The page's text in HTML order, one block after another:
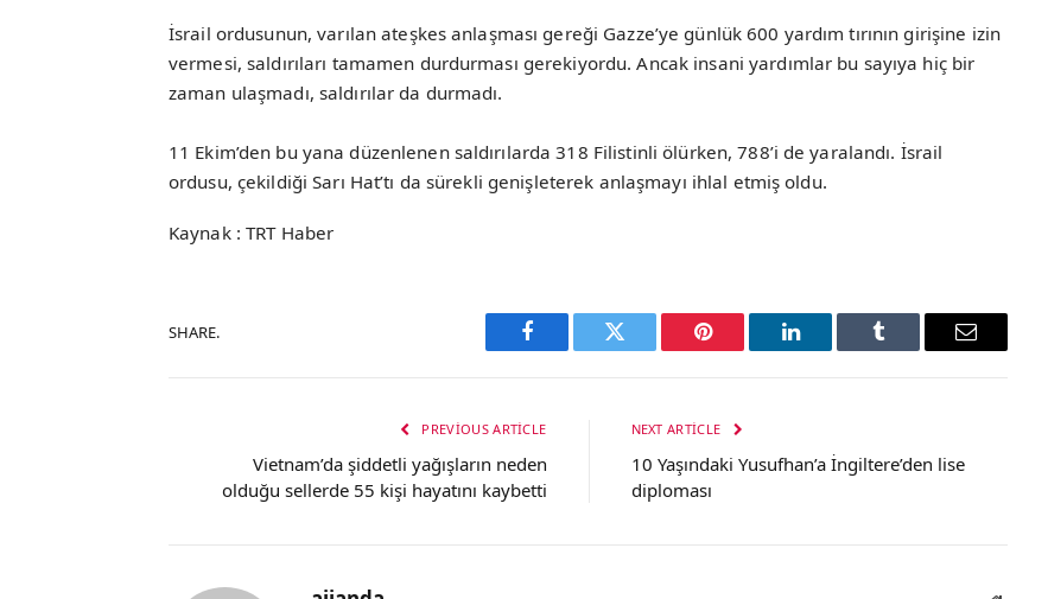
İsrail ordusunun, varılan ateşkes anlaşması gereği Gazze’ye günlük 600 yardım tırının girişine izin
vermesi, saldırıları tamamen durdurması gerekiyordu. Ancak insani yardımlar bu sayıya hiç bir
zaman ulaşmadı, saldırılar da durmadı.
11 Ekim’den bu yana düzenlenen saldırılarda 318 Filistinli ölürken, 788’i de yaralandı. İsrail
ordusu, çekildiği Sarı Hat’tı da sürekli genişleterek anlaşmayı ihlal etmiş oldu.
Kaynak : TRT Haber
SHARE.
Facebook Twitter Pinterest LinkedIn Tumblr Email
PREVIOUS ARTICLE
Vietnam’da şiddetli yağışların neden
olduğu sellerde 55 kişi hayatını kaybetti
NEXT ARTICLE
10 Yaşındaki Yusufhan’a İngiltere’den lise
diploması